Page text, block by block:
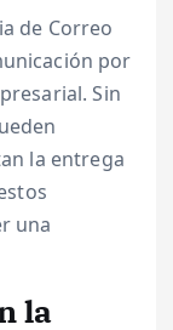
de Correo
por
Sin
la entrega
una
la